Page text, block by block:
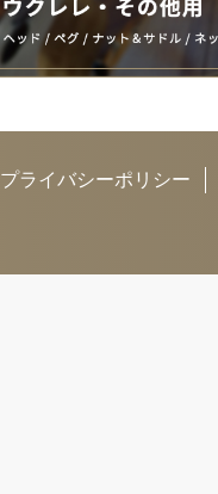
プライバシーポリシー